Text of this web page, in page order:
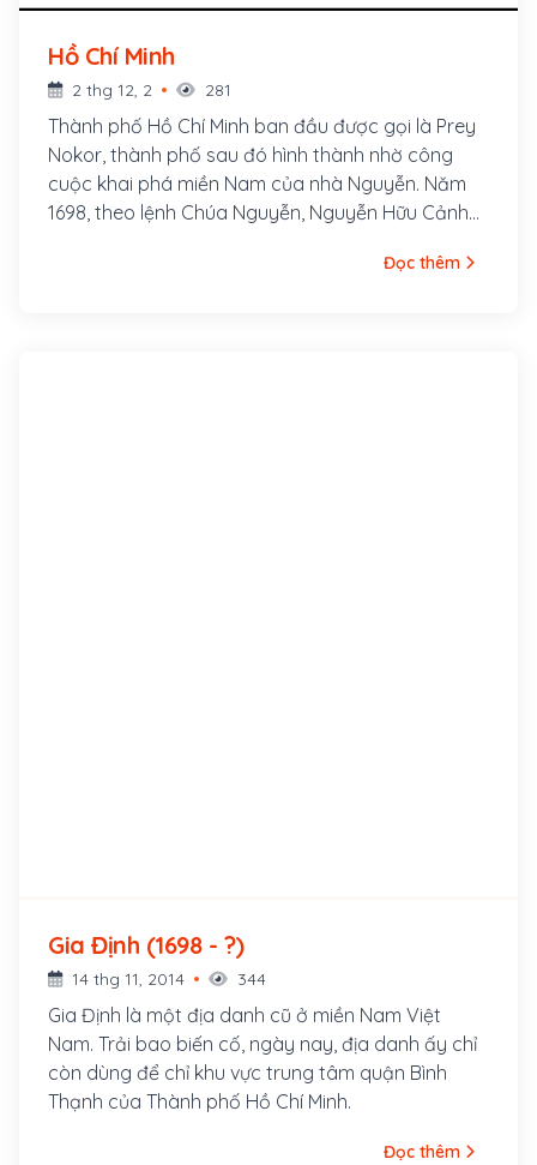
Hồ Chí Minh
2 thg 12, 2 281
Thành phố Hồ Chí Minh ban đầu được gọi là Prey
Nokor, thành phố sau đó hình thành nhờ công
cuộc khai phá miền Nam của nhà Nguyễn. Năm
1698, theo lệnh Chúa Nguyễn, Nguyễn Hữu Cảnh
quản vùng đất mới phía Nam và lập ra hai huyện
Đọc thêm
Gia Định (1698 - ?)
14 thg 11, 2014 344
Gia Định là một địa danh cũ ở miền Nam Việt
Nam. Trải bao biến cố, ngày nay, địa danh ấy chỉ
còn dùng để chỉ khu vực trung tâm quận Bình
Thạnh của Thành phố Hồ Chí Minh.
Đọc thêm